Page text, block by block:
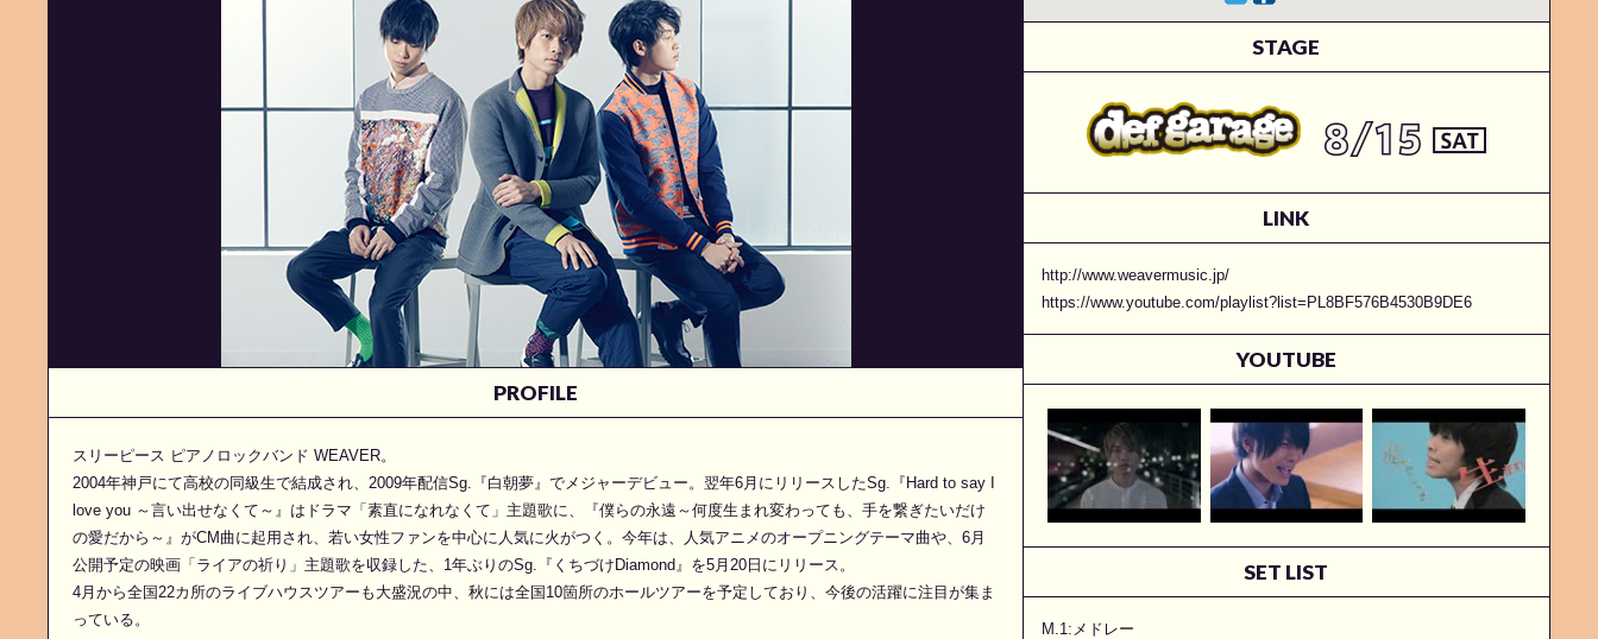
PROFILE
スリーピース ピアノロックバンド WEAVER。
2004年神戸にて高校の同級生で結成され、2009年配信Sg.『白朝夢』でメジャーデビュー。翌年6月にリリースしたSg.『Hard to say I
love you ～言い出せなくて～』はドラマ「素直になれなくて」主題歌に、『僕らの永遠～何度生まれ変わっても、手を繋ぎたいだけ
の愛だから～』がCM曲に起用され、若い女性ファンを中心に人気に火がつく。今年は、人気アニメのオープニングテーマ曲や、6月
公開予定の映画「ライアの祈り」主題歌を収録した、1年ぶりのSg.『くちづけDiamond』を5月20日にリリース。
4月から全国22カ所のライブハウスツアーも大盛況の中、秋には全国10箇所のホールツアーを予定しており、今後の活躍に注目が集ま
っている。
STAGE
LINK
http://www.weavermusic.jp/
https://www.youtube.com/playlist?list=PL8BF576B4530B9DE6
YOUTUBE
SET LIST
M.1:メドレー